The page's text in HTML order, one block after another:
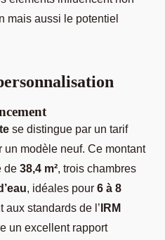
mais aussi le potentiel
se distingue par un tarif
un modèle neuf. Ce montant
de 38,4 m², trois chambres
, idéales pour 6 à 8
aux standards de l’ IRM
un excellent rapport